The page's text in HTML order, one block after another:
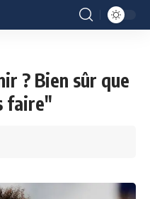
? Bien sûr que
faire"